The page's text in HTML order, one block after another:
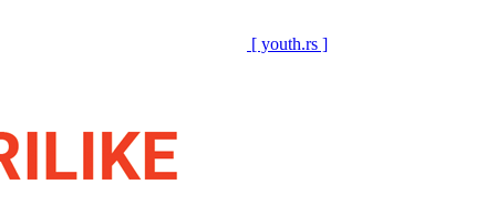
[ youth.rs ]